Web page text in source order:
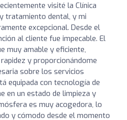
visité la Clínica
tratamiento dental, y mi
excepcional. Desde el
al cliente fue impecable. El
muy amable y eficiente,
y proporcionándome
sobre los servicios
equipada con tecnología de
en un estado de limpieza y
es muy acogedora, lo
y cómodo desde el momento